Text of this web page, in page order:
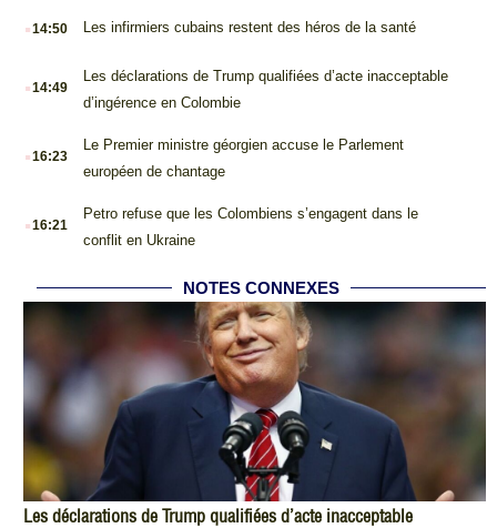
.14:50 Les infirmiers cubains restent des héros de la santé
.14:49
Les déclarations de Trump qualifiées d’acte inacceptable
d’ingérence en Colombie
.16:23
Le Premier ministre géorgien accuse le Parlement
européen de chantage
.16:21
Petro refuse que les Colombiens s’engagent dans le
conflit en Ukraine
NOTES CONNEXES
Les déclarations de Trump qualifiées d’acte inacceptable